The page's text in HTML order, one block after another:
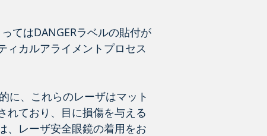
てはDANGERラベルの貼付が
ィカルアライメントプロセス
に、これらのレーザはマット
れており、目に損傷を与える
、レーザ安全眼鏡の着用をお